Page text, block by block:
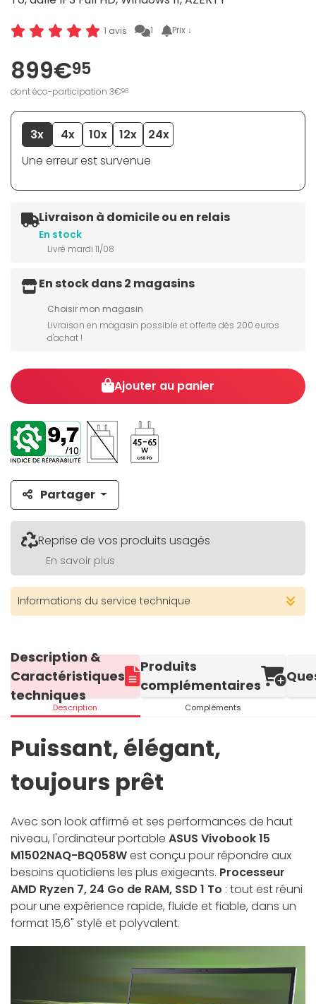
1 avis 1 Prix ↓
899€95
dont éco-participation 3€98
3x 4x 10x 12x
24x
Une erreur est survenue
Livraison à domicile ou en relais
En stock
Livré mardi 11/08
En stock dans 2 magasins
Choisir mon magasin
Livraison en magasin possible et offerte dès 200 euros
d'achat !
Ajouter au panier
Partager
Reprise de vos produits usagés
En savoir plus
Informations du service technique
Description &
Caractéristiques
techniques
Description
Produits
complémentaires
Compléments
Puissant, élégant,
toujours prêt
Avec son look affirmé et ses performances de haut
niveau, l'ordinateur portable ASUS Vivobook 15
M1502NAQ-BQ058West conçu pour répondre aux
besoins quotidiens les plus exigeants. Processeur
AMD Ryzen 7, 24 Go de RAM, SSD 1 To : tout est réuni
pour une expérience rapide, fluide et fiable, dans un
format 15,6" stylé et polyvalent.